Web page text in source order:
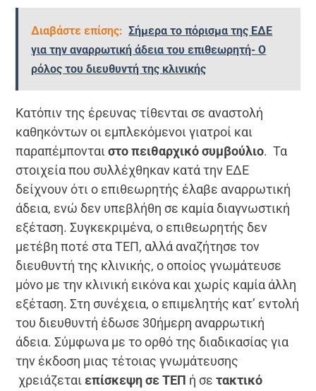
Διαβάστε επίσης: Σήμερα το πόρισμα της ΕΔΕ
για την αναρρωτική άδεια του επιθεωρητή- Ο
ρόλος του διευθυντή της κλινικής
Κατόπιν της έρευνας τίθενται σε αναστολή
καθηκόντων οι εμπλεκόμενοι γιατροί και
παραπέμπονταιστο πειθαρχικόσυμβούλιο. Τα
στοιχεία που συλλέχθηκαν κατά την ΕΔΕ
δείχνουν ότι ο επιθεωρητής έλαβε αναρρωτική
άδεια, ενώ δεν υπεβλήθη σε καμία διαγνωστική
εξέταση. Συγκεκριμένα, ο επιθεωρητής δεν
μετέβη ποτέ στα ΤΕΠ, αλλά αναζήτησε τον
διευθυντή της κλινικής, ο οποίος γνωμάτευσε
μόνο με την κλινική εικόνα και χωρίς καμία άλλη
εξέταση. Στη συνέχεια, ο επιμελητής κατ’ εντολή
του διευθυντή έδωσε 30ήμερη αναρρωτική
άδεια. Σύμφωνα με το ορθό της διαδικασίας για
την έκδοση μιας τέτοιας γνωμάτευσης
χρειάζεται επίσκεψη σε ΤΕΠ ή σετακτικό